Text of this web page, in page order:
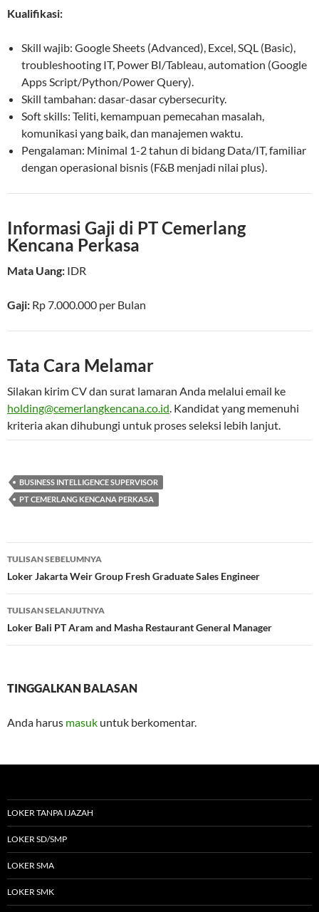
Kualifikasi:
Skill wajib: Google Sheets (Advanced), Excel, SQL (Basic),
troubleshooting IT, Power BI/Tableau, automation (Google
Apps Script/Python/Power Query).
Skill tambahan: dasar-dasar cybersecurity.
Soft skills: Teliti, kemampuan pemecahan masalah,
komunikasi yang baik, dan manajemen waktu.
Pengalaman: Minimal 1-2 tahun di bidang Data/IT, familiar
dengan operasional bisnis (F&B menjadi nilai plus).
Informasi Gaji di PT Cemerlang
Kencana Perkasa
Mata Uang: IDR
Gaji: Rp 7.000.000 per Bulan
Tata Cara Melamar
Silakan kirim CV dan surat lamaran Anda melalui email ke
holding@cemerlangkencana.co.id. Kandidat yang memenuhi
kriteria akan dihubungi untuk proses seleksi lebih lanjut.
BUSINESS INTELLIGENCE SUPERVISOR
PT CEMERLANG KENCANA PERKASA
Navigasi
Tulisan
TULISAN SEBELUMNYA
Loker Jakarta Weir Group Fresh Graduate Sales Engineer
TULISAN SELANJUTNYA
Loker Bali PT Aram and Masha Restaurant General Manager
TINGGALKAN BALASAN
Anda harus masuk untuk berkomentar.
LOKER TANPA IJAZAH
LOKER SD/SMP
LOKER SMA
LOKER SMK